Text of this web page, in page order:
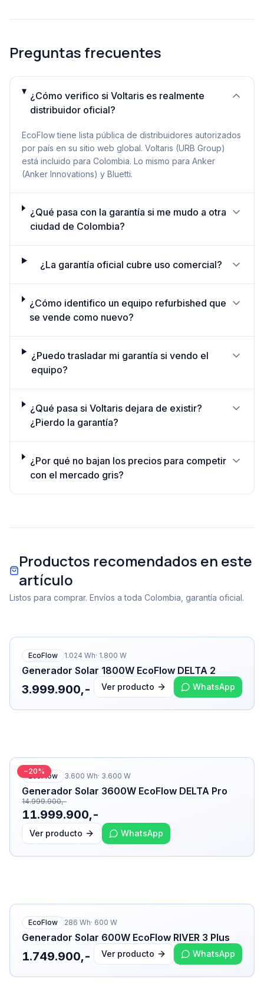
Preguntas frecuentes
¿Cómo verifico si Voltaris es realmente
distribuidor oficial?
EcoFlow tiene lista pública de distribuidores autorizados
por país en su sitio web global. Voltaris (URB Group)
está incluido para Colombia. Lo mismo para Anker
(Anker Innovations) y Bluetti.
¿Qué pasa con la garantía si me mudo a otra
ciudad de Colombia?
¿La garantía oficial cubre uso comercial?
¿Cómo identifico un equipo refurbished que
se vende como nuevo?
¿Puedo trasladar mi garantía si vendo el
equipo?
¿Qué pasa si Voltaris dejara de existir?
¿Pierdo la garantía?
¿Por qué no bajan los precios para competir
con el mercado gris?
Productos recomendados en este
artículo
Listos para comprar. Envíos a toda Colombia, garantía oficial.
EcoFlow 1.024 Wh· 1.800 W
Generador Solar 1800W EcoFlow DELTA 2
3.999.900,- Ver producto WhatsApp
−20%
EcoFlow 3.600 Wh· 3.600 W
Generador Solar 3600W EcoFlow DELTA Pro
14.999.900,-
11.999.900,-
Ver producto WhatsApp
EcoFlow 286 Wh· 600 W
Generador Solar 600W EcoFlow RIVER 3 Plus
1.749.900,- Ver producto WhatsApp